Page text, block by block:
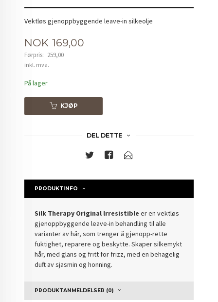
Vektløs gjenoppbyggende leave-in silkeolje
Tilbud
NOK 169,00
Førpris: 259,00
Rabatt
inkl. mva.
På lager
KJØP
DEL DETTE
PRODUKTINFO
Silk Therapy Original lrresistible er en vektløs
gjenoppbyggende leave-in behandling til alle
varianter av hår, som trenger å gjenopp-rette
fuktighet, reparere og beskytte. Skaper silkemykt
hår, med glans og fritt for frizz, med en behagelig
duft av sjasmin og honning.
PRODUKTANMELDELSER (0)